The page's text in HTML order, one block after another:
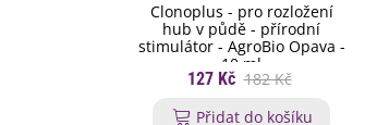
Clonoplus - pro rozložení
hub v půdě - přírodní
stimulátor - AgroBio Opava -
10 ml
127 Kč 182 Kč
Přidat do košíku